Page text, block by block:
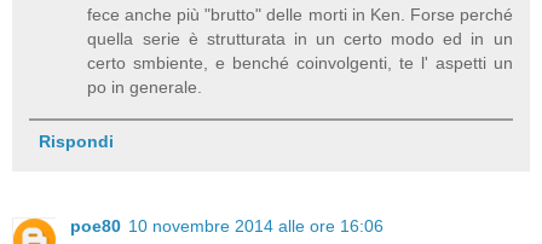
fece anche più "brutto" delle morti in Ken. Forse perché
quella serie è strutturata in un certo modo ed in un
certo smbiente, e benché coinvolgenti, te l' aspetti un
po in generale.
Rispondi
poe80 10 novembre 2014 alle ore 16:06